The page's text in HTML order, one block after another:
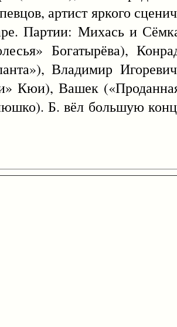
артист яркого
Партии: Михась и
Богатырёва),
Владимир
Кюи), Вашек
Б. вёл большую